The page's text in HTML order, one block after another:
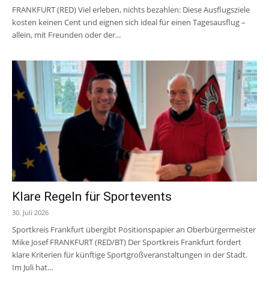
FRANKFURT (RED) Viel erleben, nichts bezahlen: Diese Ausflugsziele
kosten keinen Cent und eignen sich ideal für einen Tagesausflug –
allein, mit Freunden oder der...
Klare Regeln für Sportevents
30. Juli 2026
Sportkreis Frankfurt übergibt Positionspapier an Oberbürgermeister
Mike Josef FRANKFURT (RED/BT) Der Sportkreis Frankfurt fordert
klare Kriterien für künftige Sportgroßveranstaltungen in der Stadt.
Im Juli hat...